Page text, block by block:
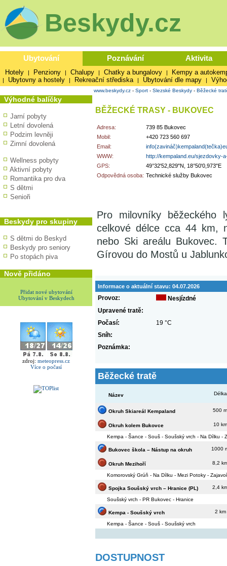
Beskydy.cz
Ubytování Poznávání Aktivita
Hotely | Penziony | Chalupy | Chatky a bungalovy | Kempy a
| Ubytovny a hostely | Rekreační střediska | Ubytování dle mapy |
Výhodné balíčky
Jarní pobyty
Letní dovolená
Podzim levněji
Zimní dovolená
Wellness pobyty
Aktivní pobyty
Romantika pro dva
S dětmi
Senioři
Beskydy pro skupiny
S dětmi do Beskyd
Beskydy pro seniory
Po stopách piva
Nově přidáno
Přidat nové ubytování
Ubytování v Beskydech
zdroj: meteopress.cz
Více o počasí
www.beskydy.cz - Sport - Slezské Beskydy - Běžecké
BĚŽECKÉ TRASY - BUKOVEC
Adresa:
739 85 Bukovec
Mobil:
+420 723 560 697
Email:
WWW:
http://kempaland.eu/sjezdovky-
GPS:
49°32'52,829"N, 18°50'0,973"E
Odpovědná osoba: Technické služby Bukovec
Pro milovníky běžeckého
celkové délce cca 44 km,
nebo Ski areálu Bukovec.
Gírovou do Mostů u
Informace o aktuální stavu: 04.07.2026
Provoz:
Nesjízdné
Upravené tratě:
Počasí:
19 °C
Sníh:
Poznámka:
Běžecké tratě
Název Délka
Okruh Skiareál Kempaland 500
Okruh kolem Bukovce 10 km
Kempa - Šance - Souš - Soušský vrch - Na Dílku -
Bukovec škola – Nástup na okruh 1000
Okruh Mezihoří 8,2
Komorovský Grúň - Na Dílku - Mezi Potoky -
Spojka Soušský vrch – Hranice (PL) 2,4
Soušský vrch - PR Bukovec - Hranice
Kempa - Soušský vrch 2 km
Kempa - Šance - Souš - Soušský vrch
DOSTUPNOST